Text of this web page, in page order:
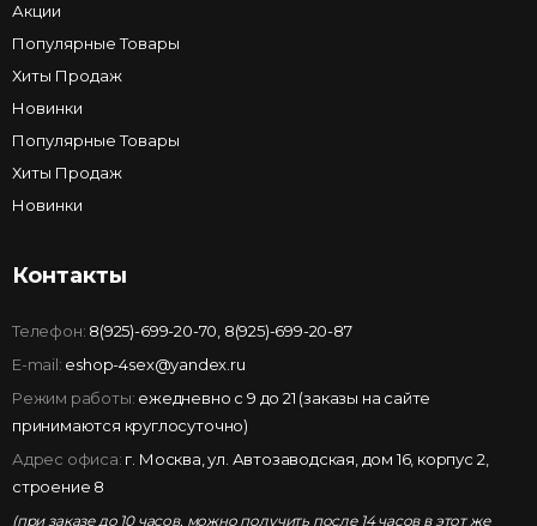
Акции
Популярные Товары
Хиты Продаж
Новинки
Популярные Товары
Хиты Продаж
Новинки
Контакты
Телефон: 8(925)-699-20-70 8(925)-699-20-87
E-mail: eshop-4sex@yandex.ru
Режим работы: ежедневно с 9 до 21 (заказы на сайте
принимаются круглосуточно)
Адрес офиса: г. Москва, ул. Автозаводская, дом 16, корпус 2,
строение 8
(при заказе до 10 часов, можно получить после 14 часов в этот же